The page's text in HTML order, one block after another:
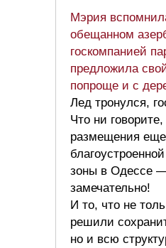
Мэрия
обещанном
госкомпанией
предложила
попроще и с
Лед тронулся,
Что ни
размещения
зоны в Одессе
замечательно!
И то, что не
решили
но и всю